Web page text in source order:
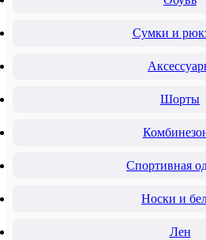
Сумки и
Шорты
Спортивная
Носки и
Лен